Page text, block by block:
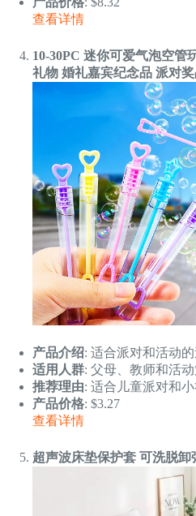
查看详情
10-30PC 迷你可爱气泡空管
礼物 婚礼嘉宾纪念品 派对
产品介绍: 适合派对和活动的
适用人群: 父母、教师和活动
推荐理由: 适合儿童派对和小
产品价格: $3.27
查看详情
超声波床垫保护套 可洗脱